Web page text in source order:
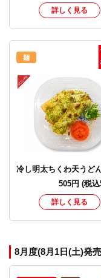
詳しく見る
冷し明太ちくわ天うど
505円(税
詳しく見る
8月度(8月1日(土)発